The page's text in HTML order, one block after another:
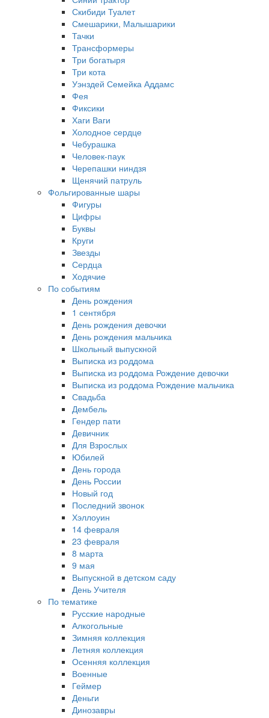
Скибиди Туалет
Смешарики, Малышарики
Тачки
Трансформеры
Три богатыря
Три кота
Уэнздей Семейка Аддамс
Фея
Фиксики
Хаги Ваги
Холодное сердце
Чебурашка
Человек-паук
Черепашки ниндзя
Щенячий патруль
Фольгированные шары
Фигуры
Цифры
Буквы
Круги
Звезды
Сердца
Ходячие
По событиям
День рождения
1 сентября
День рождения девочки
День рождения мальчика
Школьный выпускной
Выписка из роддома
Выписка из роддома Рождение девочки
Выписка из роддома Рождение мальчика
Свадьба
Дембель
Гендер пати
Девичник
Для Взрослых
Юбилей
День города
День России
Новый год
Последний звонок
Хэллоуин
14 февраля
23 февраля
8 марта
9 мая
Выпускной в детском саду
День Учителя
По тематике
Русские народные
Алкогольные
Зимняя коллекция
Летняя коллекция
Осенняя коллекция
Военные
Геймер
Деньги
Динозавры